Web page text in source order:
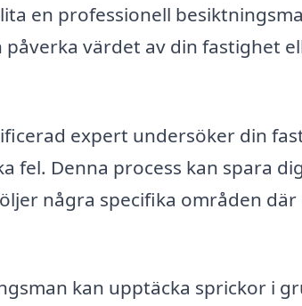
en professionell
värdet av din fastighet
expert undersöker din
fel. Denna process kan spara
några specifika områden
kan upptäcka sprickor i